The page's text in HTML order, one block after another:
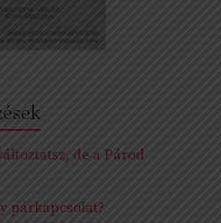
de a Párod
párkapcsolat?